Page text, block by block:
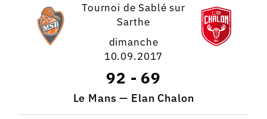
Tournoi de Sablé sur
Sarthe
dimanche
10.09.2017
92 - 69
Le Mans — Elan Chalon